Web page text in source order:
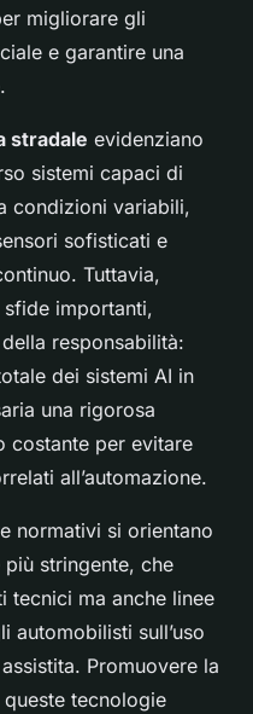
migliorare gli
e garantire una
stradale evidenziano
sistemi capaci di
condizioni variabili,
sofisticati e
Tuttavia,
importanti,
responsabilità:
dei sistemi AI in
una rigorosa
costante per evitare
all’automazione.
normativi si orientano
stringente, che
tecnici ma anche linee
automobilisti sull’uso
Promuovere la
tecnologie